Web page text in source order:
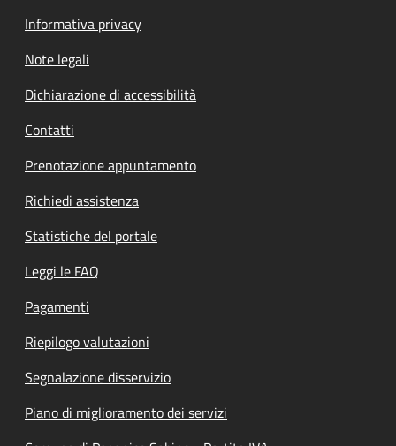
Informativa privacy
Note legali
Dichiarazione di accessibilità
Contatti
Prenotazione appuntamento
Richiedi assistenza
Statistiche del portale
Leggi le FAQ
Pagamenti
Riepilogo valutazioni
Segnalazione disservizio
Piano di miglioramento dei servizi